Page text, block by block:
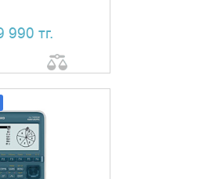
990 тг.
В КОРЗИНУ
В 1 КЛИК